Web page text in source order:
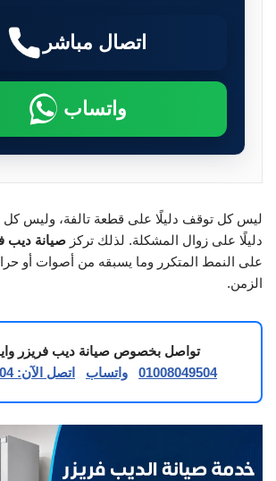
اتصال مباشر
واتساب
ليس كل توقف دليلًا على قطعة تالفة، وليس كل
دليلًا على زوال المشكلة. لذلك تركز صيانة ديب
على النمط المتكرر وما يسبقه من أصوات أو
الزمن.
تواصل بخصوص صيانة ديب فريزر
01008049504
واتساب اتصل الآن: 01008049504